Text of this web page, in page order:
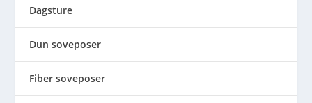
Dagsture
Dun soveposer
Fiber soveposer